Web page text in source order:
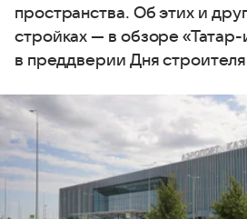
пространства. Об этих и
стройках — в обзоре
в преддверии Дня